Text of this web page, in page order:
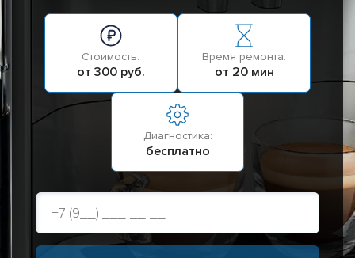
Стоимость:
от 300 руб.
Время ремонта:
от 20 мин
Диагностика:
бесплатно